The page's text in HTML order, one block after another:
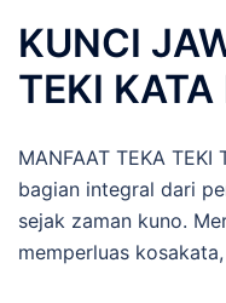
KUNCI
TEKI
MANFAAT TEKA
bagian integral dari
sejak zaman kuno.
memperluas